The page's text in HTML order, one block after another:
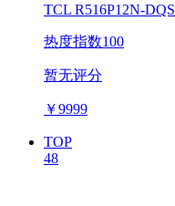
TCL R516P12N-DQS
热度指数100
暂无评分
￥9999
TOP
48